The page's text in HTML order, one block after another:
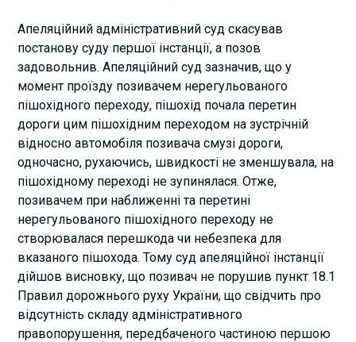
Апеляційний адміністративний суд скасував
постанову суду першої інстанції, а позов
задовольнив. Апеляційний суд зазначив, що у
момент проїзду позивачем нерегульованого
пішохідного переходу, пішохід почала перетин
дороги цим пішохідним переходом на зустрічній
відносно автомобіля позивача смузі дороги,
одночасно, рухаючись, швидкості не зменшувала, на
пішохідному переході не зупинялася. Отже,
позивачем при наближенні та перетині
нерегульованого пішохідного переходу не
створювалася перешкода чи небезпека для
вказаного пішохода. Тому суд апеляційної інстанції
дійшов висновку, що позивач не порушив пункт 18.1
Правил дорожнього руху України, що свідчить про
відсутність складу адміністративного
правопорушення, передбаченого частиною першою